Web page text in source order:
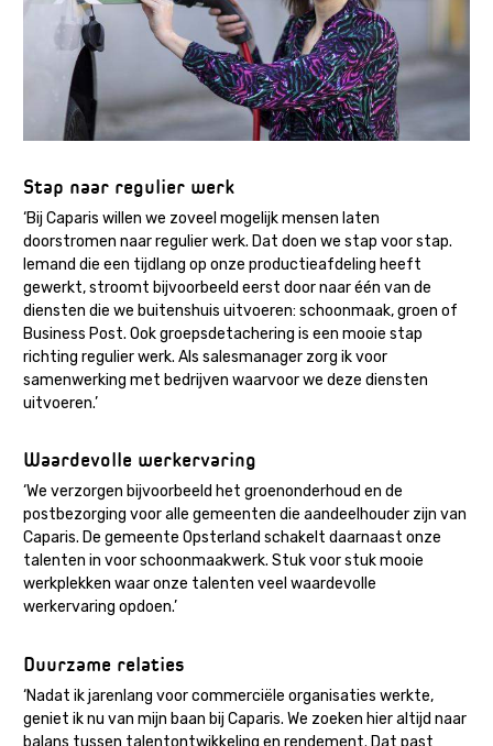
Stap naar regulier werk
‘Bij Caparis willen we zoveel mogelijk mensen laten
doorstromen naar regulier werk. Dat doen we stap voor stap.
Iemand die een tijdlang op onze productieafdeling heeft
gewerkt, stroomt bijvoorbeeld eerst door naar één van de
diensten die we buitenshuis uitvoeren: schoonmaak, groen of
Business Post. Ook groepsdetachering is een mooie stap
richting regulier werk. Als salesmanager zorg ik voor
samenwerking met bedrijven waarvoor we deze diensten
uitvoeren.’
Waardevolle werkervaring
‘We verzorgen bijvoorbeeld het groenonderhoud en de
postbezorging voor alle gemeenten die aandeelhouder zijn van
Caparis. De gemeente Opsterland schakelt daarnaast onze
talenten in voor schoonmaakwerk. Stuk voor stuk mooie
werkplekken waar onze talenten veel waardevolle
werkervaring opdoen.’
Duurzame relaties
‘Nadat ik jarenlang voor commerciële organisaties werkte,
geniet ik nu van mijn baan bij Caparis. We zoeken hier altijd naar
balans tussen talentontwikkeling en rendement. Dat past